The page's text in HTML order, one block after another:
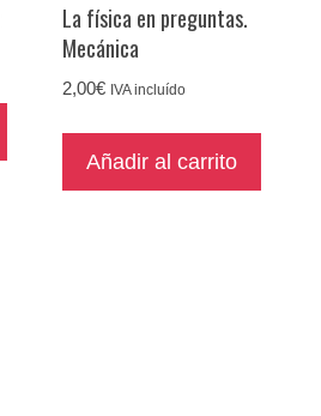
La física en preguntas.
Mecánica
2,00€ IVA incluído
Añadir al carrito